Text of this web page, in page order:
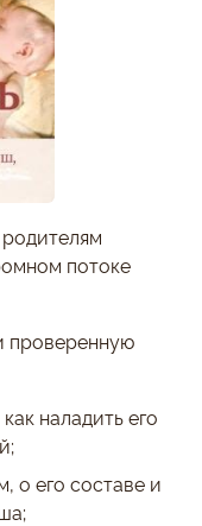
потоке
проверенную
наладить его
о его составе и